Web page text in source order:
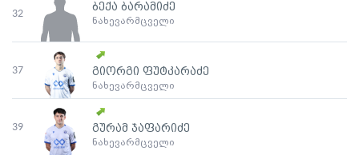
32
ბექა ბარამიძე
ნახევარმცველი
37 გიორგი ფუტკარაძე
ნახევარმცველი
39 გურამ ჯაფარიძე
ნახევარმცველი